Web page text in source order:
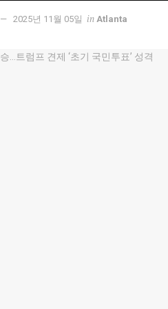
2025년 11월 05일 in Atlanta